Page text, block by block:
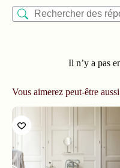
Il n’y a pas
Vous aimerez peut-être